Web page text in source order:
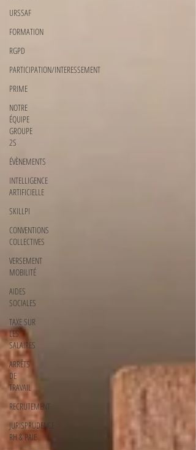
URSSAF
FORMATION
RGPD
PARTICIPATION/INTERESSEMENT
PRIME
NOTRE
ÉQUIPE
GROUPE
2S
ÉVÈNEMENTS
INTELLIGENCE
ARTIFICIELLE
SKILLPI
CONVENTIONS
COLLECTIVES
VERSEMENT
MOBILITÉ
AIDES
SOCIALES
TAXE SUR
LES
SALAIRES
ARRÊTS
DE
TRAVAIL
RECRUTEMENT
JURISPRUDENCE
RH & PAIE